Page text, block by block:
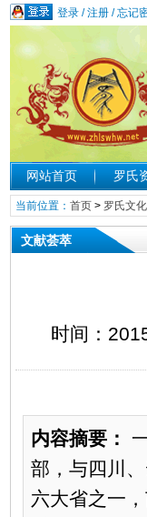
登录/注册/忘记
网站首页 罗氏
当前位置： 首页> 罗氏文化
文献荟萃
时间：
内容摘要：
部，与四川
六大省之一